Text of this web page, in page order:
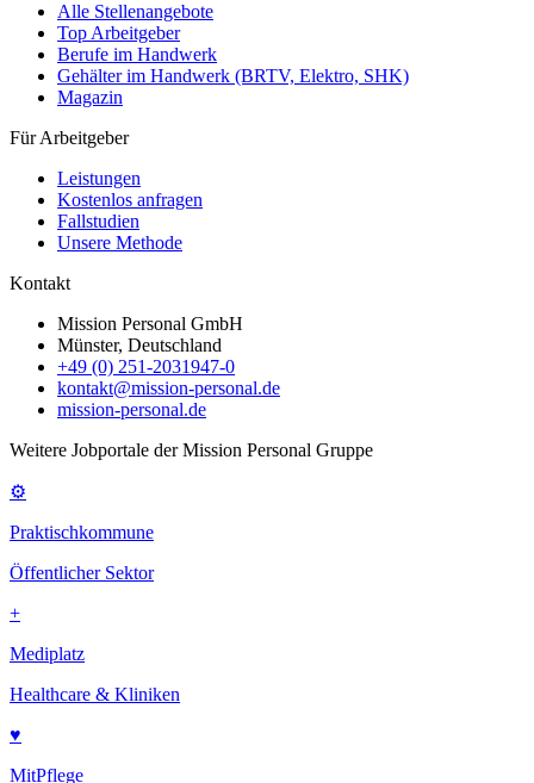
Alle Stellenangebote
Top Arbeitgeber
Berufe im Handwerk
Gehälter im Handwerk (BRTV, Elektro, SHK)
Magazin
Für Arbeitgeber
Leistungen
Kostenlos anfragen
Fallstudien
Unsere Methode
Kontakt
Mission Personal GmbH
Münster, Deutschland
+49 (0) 251-2031947-0
kontakt@mission-personal.de
mission-personal.de
Weitere Jobportale der Mission Personal Gruppe
⚙
Praktischkommune
Öffentlicher Sektor
+
Mediplatz
Healthcare & Kliniken
♥
MitPflege